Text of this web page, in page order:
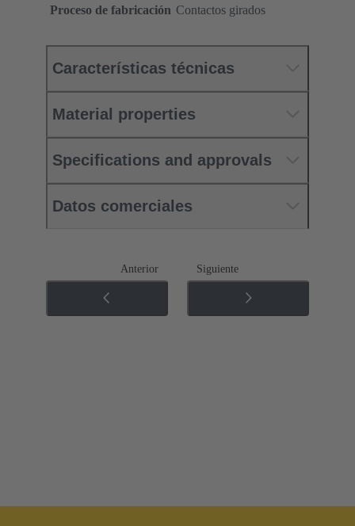
Proceso de fabricación Contactos girados
Características técnicas
Material properties
Specifications and approvals
Datos comerciales
Anterior Siguiente